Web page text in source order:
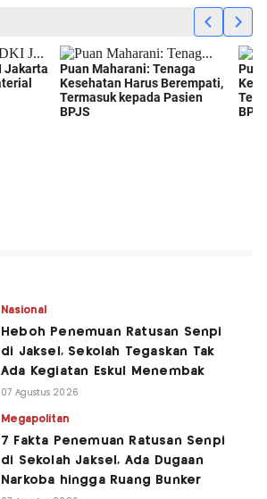
Nasional
Heboh Penemuan Ratusan Senpi
di Jaksel, Sekolah Tegaskan Tak
Ada Kegiatan Eskul Menembak
07 Agustus 2026
Megapolitan
7 Fakta Penemuan Ratusan Senpi
di Sekolah Jaksel, Ada Dugaan
Narkoba hingga Ruang Bunker